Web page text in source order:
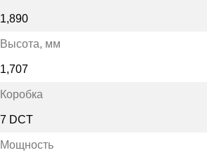
1,890
Высота, мм
1,707
Коробка
7 DCT
Мощность